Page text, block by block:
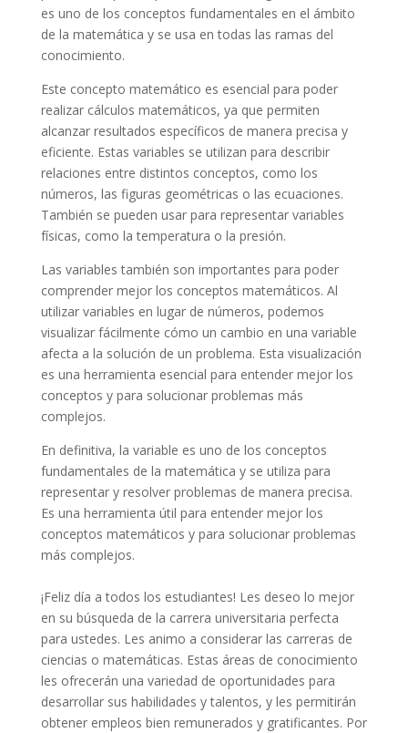
es uno de los conceptos fundamentales en el ámbito
de la matemática y se usa en todas las ramas del
conocimiento.
Este concepto matemático es esencial para poder
realizar cálculos matemáticos, ya que permiten
alcanzar resultados específicos de manera precisa y
eficiente. Estas variables se utilizan para describir
relaciones entre distintos conceptos, como los
números, las figuras geométricas o las ecuaciones.
También se pueden usar para representar variables
físicas, como la temperatura o la presión.
Las variables también son importantes para poder
comprender mejor los conceptos matemáticos. Al
utilizar variables en lugar de números, podemos
visualizar fácilmente cómo un cambio en una variable
afecta a la solución de un problema. Esta visualización
es una herramienta esencial para entender mejor los
conceptos y para solucionar problemas más
complejos.
En definitiva, la variable es uno de los conceptos
fundamentales de la matemática y se utiliza para
representar y resolver problemas de manera precisa.
Es una herramienta útil para entender mejor los
conceptos matemáticos y para solucionar problemas
más complejos.
¡Feliz día a todos los estudiantes! Les deseo lo mejor
en su búsqueda de la carrera universitaria perfecta
para ustedes. Les animo a considerar las carreras de
ciencias o matemáticas. Estas áreas de conocimiento
les ofrecerán una variedad de oportunidades para
desarrollar sus habilidades y talentos, y les permitirán
obtener empleos bien remunerados y gratificantes. Por